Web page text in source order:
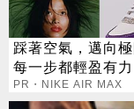
踩著空氣，邁向
每一步都輕盈有力
PR・NIKE AIR MAX